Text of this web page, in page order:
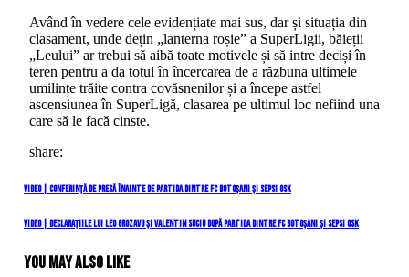
Având în vedere cele evidențiate mai sus, dar și situația din
clasament, unde dețin „lanterna roșie” a SuperLigii, băieții
„Leului” ar trebui să aibă toate motivele și să intre deciși în
teren pentru a da totul în încercarea de a răzbuna ultimele
umilințe trăite contra covăsnenilor și a începe astfel
ascensiunea în SuperLigă, clasarea pe ultimul loc nefiind una
care să le facă cinste.
share:
Navigare
în
Previous
VIDEO | Conferință de presă înainte de partida dintre FC Botoșani și Sepsi OSK
Next
VIDEO | Declarațiile lui Leo Grozavu și Valentin Suciu după partida dintre FC Botoșani și Sepsi OSK
You May Also Like